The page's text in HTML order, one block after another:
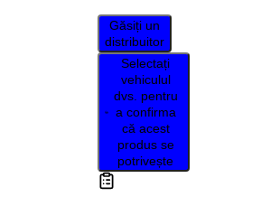
Găsiți un
distribuitor
Selectați
vehiculul
dvs. pentru
a confirma
că acest
produs se
potrivește